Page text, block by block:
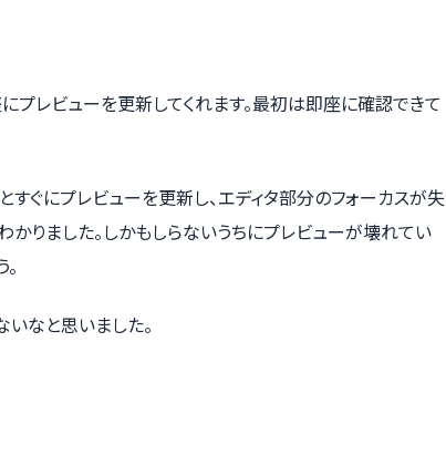
レビューを更新してくれます。最初は即座に確認できて
すぐにプレビューを更新し、エディタ部分のフォーカスが失
かりました。しかもしらないうちにプレビューが壊れてい
なと思いました。